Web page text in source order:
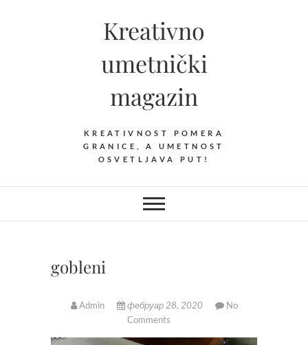
Kreativno
umetnički
magazin
KREATIVNOST POMERA
GRANICE, A UMETNOST
OSVETLJAVA PUT!
gobleni
Admin фебруар 28, 2020
No
Comments